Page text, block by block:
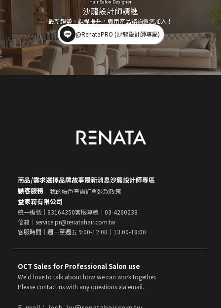
Hair Salon Designer
沙龍設計師請進
最新趨勢、課程提升，職用產品諮詢邀您加入！
@RenataPRO (沙龍設計師專屬)
商品/需求選擇品牌故事最新消息沙龍設計師專區
顧客服務
我的帳戶查詢訂單退款政策
益家莉有限公司
統一編號｜83164350客服專線｜03-4260238
信箱｜service.pr@renatahair.com.tw
客服時間｜週一至週五 9:00-12:00｜13:00-18:00
OCT Sales for Professional Salon use
We'd love to talk about how we can work together.
Please contact us with any questions via email.